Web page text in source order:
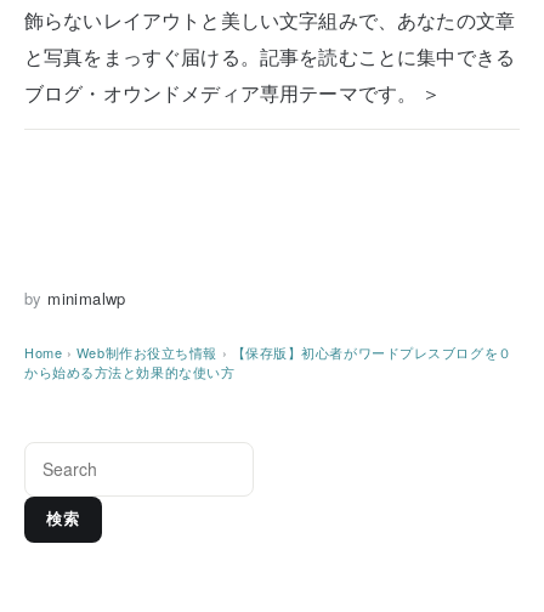
飾らないレイアウトと美しい文字組みで、あなたの文章
と写真をまっすぐ届ける。記事を読むことに集中できる
ブログ・オウンドメディア専用テーマです。 ＞
by minimalwp
Home › Web制作お役立ち情報 ›
【保存版】初心者がワードプレスブログを０
から始める方法と効果的な使い方
検索